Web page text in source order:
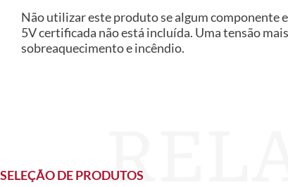
Não utilizar este produto se algum componente
5V certificada não está incluída. Uma tensão
sobreaquecimento e incêndio.
SELEÇÃO DE PRODUTOS